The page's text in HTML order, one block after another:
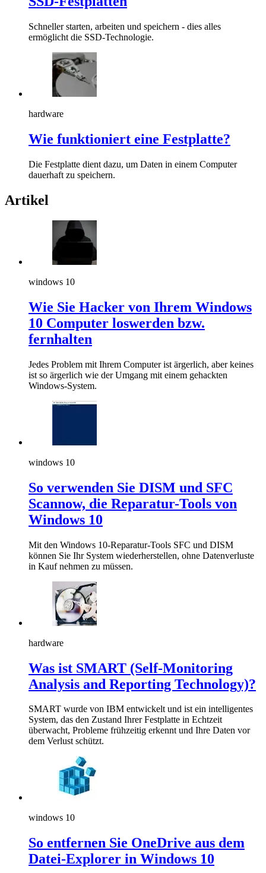
Schneller starten, arbeiten und speichern - dies alles
ermöglicht die SSD-Technologie.
hardware
Wie funktioniert eine Festplatte?
Die Festplatte dient dazu, um Daten in einem Computer
dauerhaft zu speichern.
Artikel
windows 10
Wie Sie Hacker von Ihrem Windows
10 Computer loswerden bzw.
fernhalten
Jedes Problem mit Ihrem Computer ist ärgerlich, aber keines
ist so ärgerlich wie der Umgang mit einem gehackten
Windows-System.
windows 10
So verwenden Sie DISM und SFC
Scannow, die Reparatur-Tools von
Windows 10
Mit den Windows 10-Reparatur-Tools SFC und DISM
können Sie Ihr System wiederherstellen, ohne Datenverluste
in Kauf nehmen zu müssen.
hardware
Was ist SMART (Self-Monitoring
Analysis and Reporting Technology)?
SMART wurde von IBM entwickelt und ist ein intelligentes
System, das den Zustand Ihrer Festplatte in Echtzeit
überwacht, Probleme frühzeitig erkennt und Ihre Daten vor
dem Verlust schützt.
windows 10
So entfernen Sie OneDrive aus dem
Datei-Explorer in Windows 10